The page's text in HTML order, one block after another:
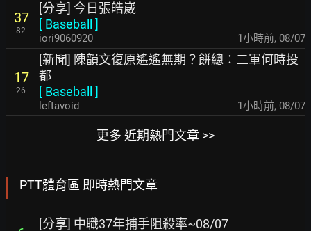
37
82
[分享] 今日張皓崴
[ Baseball ]
iori9060920 1小時前, 08/07
17
26
[新聞] 陳韻文復原遙遙無期？餅總：二軍何時投
都
[ Baseball ]
leftavoid 1小時前, 08/07
更多 近期熱門文章 >>
PTT體育區 即時熱門文章
[分享] 中職37年捕手阻殺率~08/07